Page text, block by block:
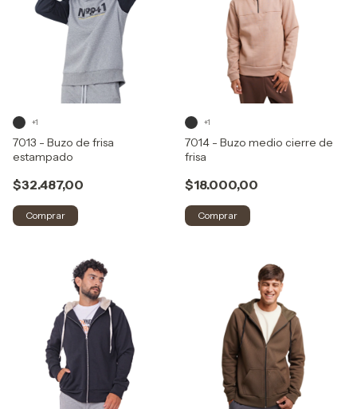
7013 - Buzo de frisa
estampado
$32.487,00
+1
Comprar
7014 - Buzo medio cierre de
frisa
$18.000,00
+1
Comprar